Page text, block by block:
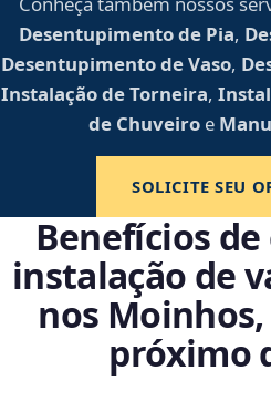
Desentupimento de Pia,
Desentupimento de Vaso,
Instalação de Torneira,
de Chuveiro e
SOLICITE SEU
Benefícios
instalação de
nos Moinhos,
próximo